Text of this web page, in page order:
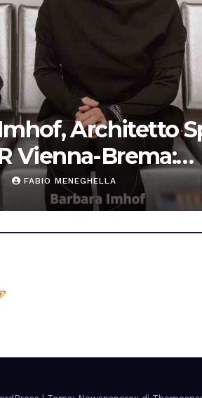
Architetto
Vienna-Brema:
habitat per lo
FABIO MENEGHELLA